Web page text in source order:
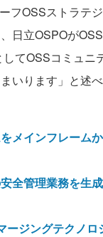
フOSSストラテ
日立OSPOが
てOSSコミュニ
いります」と述べ
メインフレー
全管理業務を
ジングテクノ